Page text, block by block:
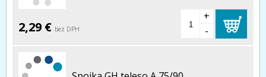
2,29 € bez DPH
+
-